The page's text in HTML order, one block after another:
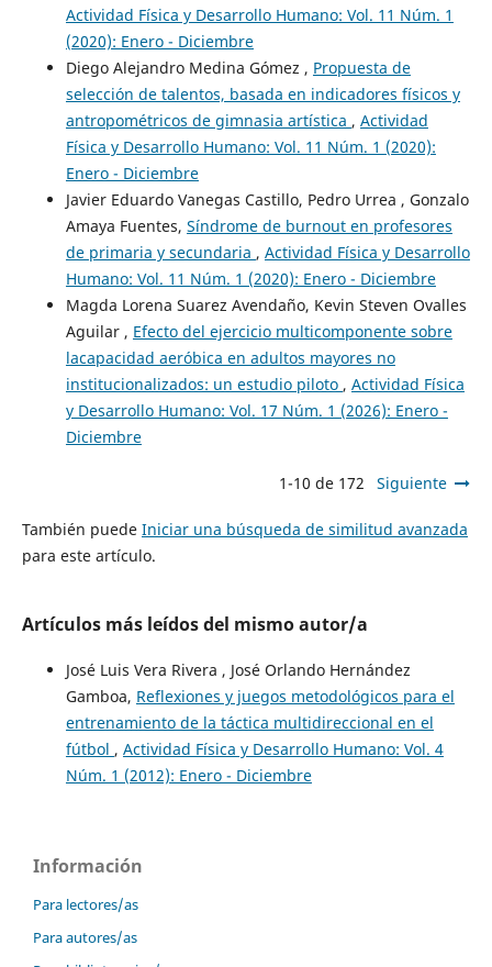
Actividad Física y Desarrollo Humano: Vol. 11 Núm. 1
(2020): Enero - Diciembre
Diego Alejandro Medina Gómez , Propuesta de
selección de talentos, basada en indicadores físicos y
antropométricos de gimnasia artística , Actividad
Física y Desarrollo Humano: Vol. 11 Núm. 1 (2020):
Enero - Diciembre
Javier Eduardo Vanegas Castillo, Pedro Urrea , Gonzalo
Amaya Fuentes, Síndrome de burnout en profesores
de primaria y secundaria , Actividad Física y Desarrollo
Humano: Vol. 11 Núm. 1 (2020): Enero - Diciembre
Magda Lorena Suarez Avendaño, Kevin Steven Ovalles
Aguilar , Efecto del ejercicio multicomponente sobre
lacapacidad aeróbica en adultos mayores no
institucionalizados: un estudio piloto , Actividad Física
y Desarrollo Humano: Vol. 17 Núm. 1 (2026): Enero -
Diciembre
1-10 de 172 Siguiente
También puede Iniciar una búsqueda de similitud avanzada
para este artículo.
Artículos más leídos del mismo autor/a
José Luis Vera Rivera , José Orlando Hernández
Gamboa, Reflexiones y juegos metodológicos para el
entrenamiento de la táctica multidireccional en el
fútbol , Actividad Física y Desarrollo Humano: Vol. 4
Núm. 1 (2012): Enero - Diciembre
Información
Para lectores/as
Para autores/as